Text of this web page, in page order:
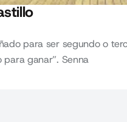
para ser segundo o
ganar”. Senna